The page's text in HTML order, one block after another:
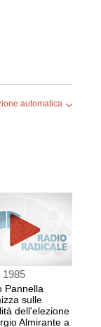
automatica
1985
Pannella
sulle
dell'elezione
Almirante a